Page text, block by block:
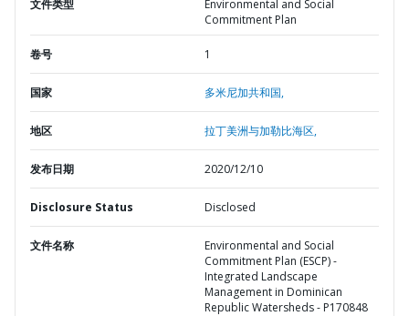
文件类型
Environmental and Social
Commitment Plan
卷号 1
国家 多米尼加共和国,
地区 拉丁美洲与加勒比海区,
发布日期 2020/12/10
Disclosure Status Disclosed
文件名称
Environmental and Social
Commitment Plan (ESCP) -
Integrated Landscape
Management in Dominican
Republic Watersheds - P170848